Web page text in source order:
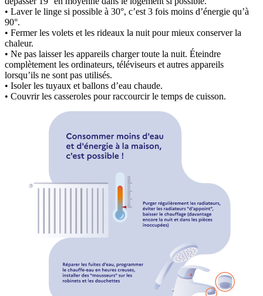
• Laver le linge si possible à 30°, c’est 3 fois moins d’énergie qu’à
90°.
• Fermer les volets et les rideaux la nuit pour mieux conserver la
chaleur.
• Ne pas laisser les appareils charger toute la nuit. Éteindre
complètement les ordinateurs, téléviseurs et autres appareils
lorsqu’ils ne sont pas utilisés.
• Isoler les tuyaux et ballons d’eau chaude.
• Couvrir les casseroles pour raccourcir le temps de cuisson.